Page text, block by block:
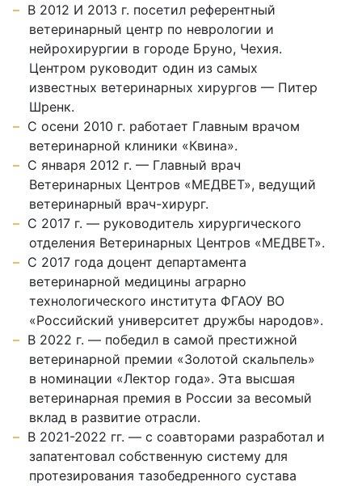
В 2012 И 2013 г. посетил референтный
ветеринарный центр по неврологии и
нейрохирургии в городе Бруно, Чехия.
Центром руководит один из самых
известных ветеринарных хирургов — Питер
Шренк.
С осени 2010 г. работает Главным врачом
ветеринарной клиники «Квина».
С января 2012 г. — Главный врач
Ветеринарных Центров «МЕДВЕТ», ведущий
ветеринарный врач-хирург.
С 2017 г. — руководитель хирургического
отделения Ветеринарных Центров «МЕДВЕТ».
С 2017 года доцент департамента
ветеринарной медицины аграрно
технологического института ФГАОУ ВО
«Российский университет дружбы народов».
В 2022 г. — победил в самой престижной
ветеринарной премии «Золотой скальпель»
в номинации «Лектор года». Эта высшая
ветеринарная премия в России за весомый
вклад в развитие отрасли.
В 2021-2022 гг. — с соавторами разработал и
запатентовал собственную систему для
протезирования тазобедренного сустава